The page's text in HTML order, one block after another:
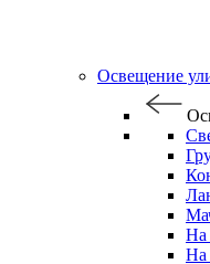
Освещение
На
На